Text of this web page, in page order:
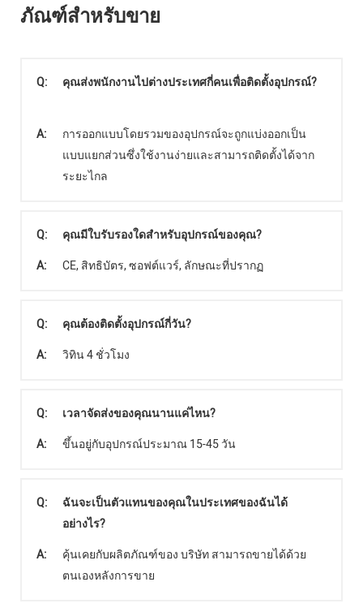
ภัณฑ์สำหรับขาย
Q: คุณส่งพนักงานไปต่างประเทศกี่คนเพื่อติดตั้งอุปกรณ์?
A:
การออกแบบโดยรวมของอุปกรณ์จะถูกแบ่งออกเป็น
แบบแยกส่วนซึ่งใช้งานง่ายและสามารถติดตั้งได้จาก
ระยะไกล
Q:
คุณมีใบรับรองใดสำหรับอุปกรณ์ของคุณ?
A:
CE, สิทธิบัตร, ซอฟต์แวร์, ลักษณะที่ปรากฏ
Q:
คุณต้องติดตั้งอุปกรณ์กี่วัน?
A:
วิทิน 4 ชั่วโมง
Q:
เวลาจัดส่งของคุณนานแค่ไหน?
A:
ขึ้นอยู่กับอุปกรณ์ประมาณ 15-45 วัน
Q:
ฉันจะเป็นตัวแทนของคุณในประเทศของฉันได้
อย่างไร?
A:
คุ้นเคยกับผลิตภัณฑ์ของ บริษัท สามารถขายได้ด้วย
ตนเองหลังการขาย